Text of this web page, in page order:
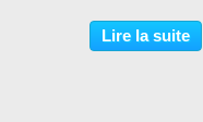
descendre des
raccrocher. Je
Lire la suite